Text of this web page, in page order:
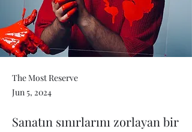
The Most Reserve
Jun 5, 2024
Sanatın sınırlarını zorlayan bir